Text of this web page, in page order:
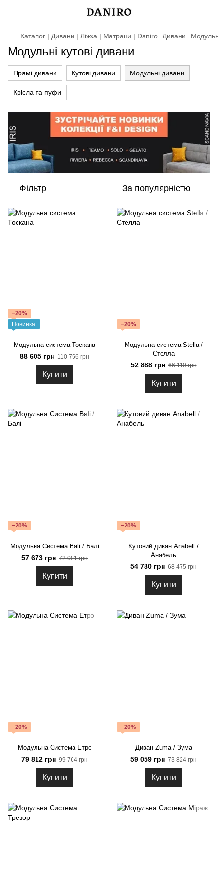
Каталог | Дивани | Ліжка | Матраци | Daniro Дивани
Модульні кутові дивани
Прямі дивани Кутові дивани Модульні дивани
Крісла та пуфи
Фільтр За популярністю
−20%
Новинка!
Модульна система Тоскана
88 605 грн 110 756 грн
Купити
−20%
Модульна система Stella /
Стелла
52 888 грн 66 110 грн
Купити
−20%
Модульна Система Bali / Балі
57 673 грн 72 091 грн
Купити
−20%
Кутовий диван Anabell /
Анабель
54 780 грн 68 475 грн
Купити
−20%
Модульна Система Етро
79 812 грн 99 764 грн
Купити
−20%
Диван Zuma / Зума
59 059 грн 73 824 грн
Купити